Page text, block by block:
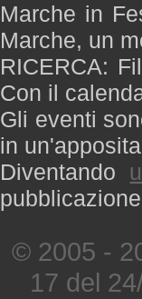
Marche in
Marche, un
RICERCA:
Con il
Gli eventi
in
Diventando
© 2005 -
17 del